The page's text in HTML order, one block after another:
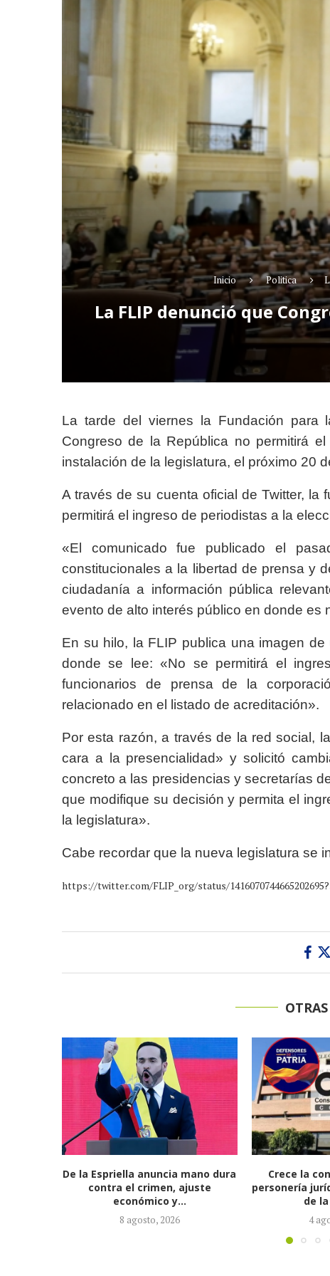
Inicio Politica
La FLIP denunció que
La tarde del viernes la Fundación para
Congreso de la República no permitirá
instalación de la legislatura, el próximo 20
A través de su cuenta oficial de Twitter, la
permitirá el ingreso de periodistas a la
«El comunicado fue publicado el
constitucionales a la libertad de prensa y
ciudadanía a información pública
evento de alto interés público en donde es
En su hilo, la FLIP publica una imagen
donde se lee: «No se permitirá el
funcionarios de prensa de la
relacionado en el listado de acreditación».
Por esta razón, a través de la red social,
cara a la presencialidad» y solicitó
concreto a las presidencias y secretarías
que modifique su decisión y permita el
la legislatura».
Cabe recordar que la nueva legislatura se
https://twitter.com/FLIP_org/status/
Crece la controversia por la
personería jurídica de Defensores
de la Patria:...
4 agosto, 2026
Abelardo de
su gabinete
3